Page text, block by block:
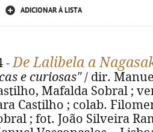
ADICIONAR À LISTA
-De Lalibela a
e curiosas"/ dir.
Mafalda Sobral ;
Castilho ; colab.
; fot. João Silveira